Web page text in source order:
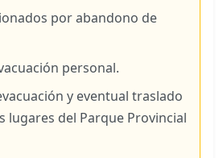
por abandono de
personal.
y eventual traslado
lugares del Parque Provincial